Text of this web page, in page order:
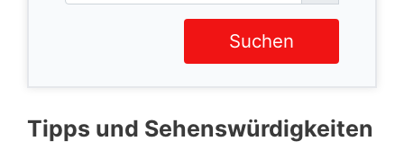
Suchen
Tipps und Sehenswürdigkeiten